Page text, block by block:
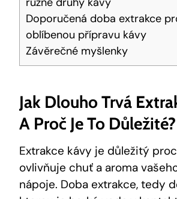
Doporučená doba extrakce
oblíbenou přípravu kávy
Závěrečné myšlenky
Jak Dlouho Trvá
A Proč Je To Důležité?
Extrakce kávy je důležitý
ovlivňuje chuť a aroma
nápoje. Doba extrakce, tedy